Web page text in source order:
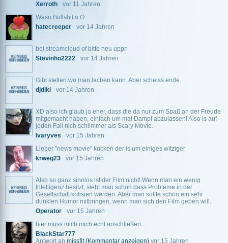
Xerroth
vor 11 Jahren
Wasn Bullshit o.O
hatecreeper
vor 14 Jahren
bei streamcloud of bitte neu uppn
Stevinho2222
vor 14 Jahren
Gibt stellen wo man lachen kann. Aber scheiss ende.
djdiki
vor 14 Jahren
XD also ich glaub ja eher, dass die da nur zum Spaß an der Freude
mitgemacht haben, einfach um mal Dampf abzulassen! Also is auf
jeden Fall nich schlimmer als Scary Movie.
Ivaryves
vor 15 Jahren
Lieber "news movie" kucken der is um einiges witziger
krweg23
vor 15 Jahren
Also so ganz sinnlos ist der Film nicht! Wenn man ein wenig
Intelligenz besitzt, sieht man schon dass Probleme in der
Gesellschaft kritisiert werden. Aber man sollte schon ein sehr
dunklen Humor mitbringen, wenn man sich den Film geben will.
Operator
vor 15 Jahren
hier muss mich mich echt anschließen.
BlackStar777
Antwort an missfit (Kommentar anzeigen) vor 15 Jahren